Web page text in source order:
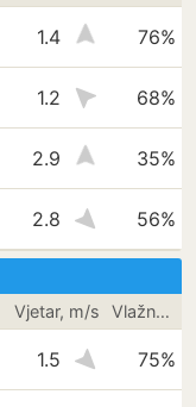
1.4 76%
1.2 68%
2.9 35%
2.8 56%
Vjetar, m/s Vlažnost
1.5 75%